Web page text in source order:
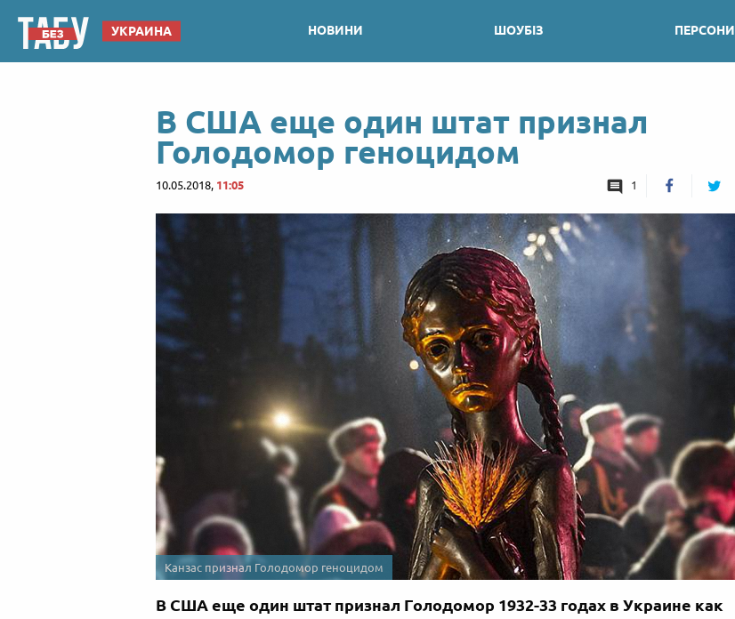
УКРАИНА НОВИНИ ШОУБІЗ ПЕРСОНИ
В США еще один штат признал
Голодомор геноцидом
10.05.2018, 11:05 1
Канзас признал Голодомор геноцидом
В США еще один штат признал Голодомор 1932-33 годах в Украине как